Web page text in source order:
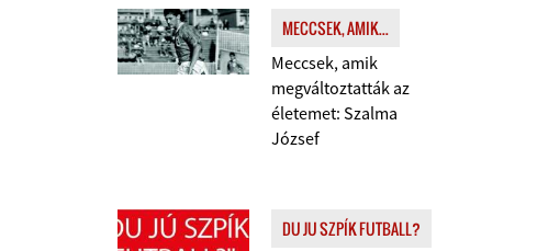
MECCSEK, AMIK...
Meccsek, amik
megváltoztatták az
életemet: Szalma
József
DU JU SZPÍK FUTBALL?